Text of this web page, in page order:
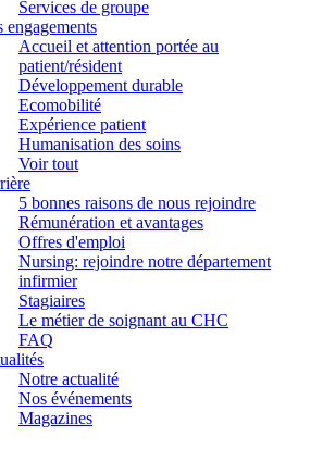
Services de groupe
engagements
Accueil et attention portée au
patient/résident
Développement durable
Ecomobilité
Expérience patient
Humanisation des soins
Voir tout
5 bonnes raisons de nous rejoindre
Rémunération et avantages
Offres d'emploi
Nursing: rejoindre notre département
infirmier
Stagiaires
Le métier de soignant au CHC
FAQ
Notre actualité
Nos événements
Magazines